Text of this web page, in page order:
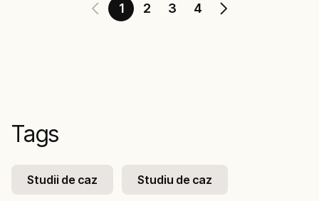
1 2 3 4
Tags
Studii de caz Studiu de caz